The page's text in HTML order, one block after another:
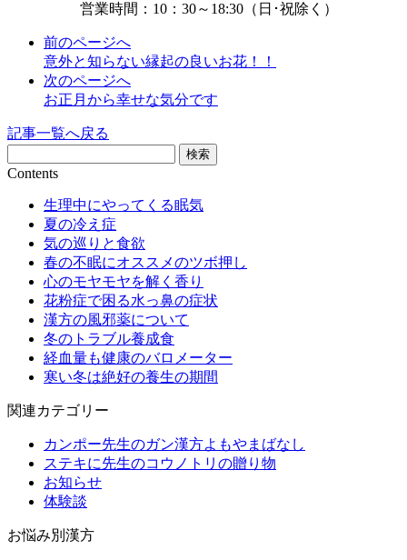
営業時間：10：30～18:30（日･祝除く）
前のページへ
意外と知らない縁起の良いお花！！
次のページへ
お正月から幸せな気分です
記事一覧へ戻る
Contents
生理中にやってくる眠気
夏の冷え症
気の巡りと食欲
春の不眠にオススメのツボ押し
心のモヤモヤを解く香り
花粉症で困る水っ鼻の症状
漢方の風邪薬について
冬のトラブル養成食
経血量も健康のバロメーター
寒い冬は絶好の養生の期間
関連カテゴリー
カンポー先生のガン漢方よもやまばなし
ステキに先生のコウノトリの贈り物
お知らせ
体験談
お悩み別漢方